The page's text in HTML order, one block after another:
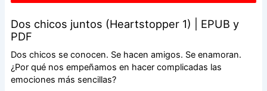
Dos chicos juntos (Heartstopper 1) | EPUB y
PDF
Dos chicos se conocen. Se hacen amigos. Se enamoran.
¿Por qué nos empeñamos en hacer complicadas las
emociones más sencillas?